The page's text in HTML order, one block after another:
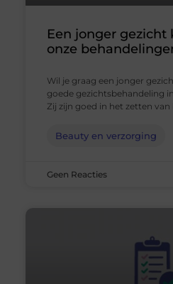
Een jonger gezicht
onze
Wil je graag een jonger
goede gezichtsbehandeling
Zij zijn goed in het zetten van
Beauty en verzorging
Geen Reacties